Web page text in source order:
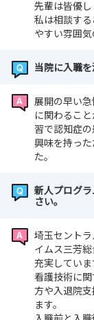
先輩は皆優し
私は相談す
やすい雰囲気
当院に入職
展開の早い
に関わるこ
習で認知症
興味を持っ
た。
新人プログ
さい。
埼玉セント
イムス三芳
充実していま
看護技術に
方や入退院
ます。